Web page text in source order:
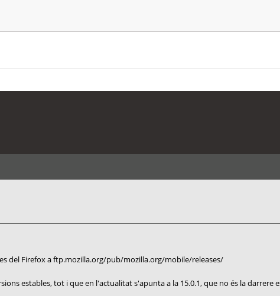
del Firefox a ftp.mozilla.org/pub/mozilla.org/mobile/releases/
estables, tot i que en l'actualitat s'apunta a la 15.0.1, que no és la darrere